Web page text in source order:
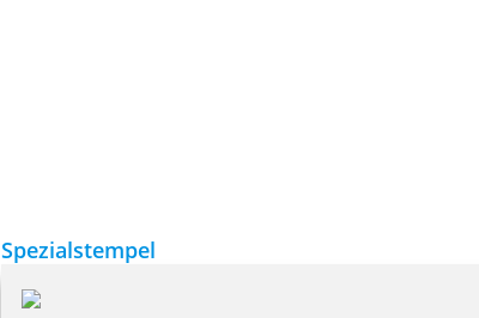
Spezialstempel